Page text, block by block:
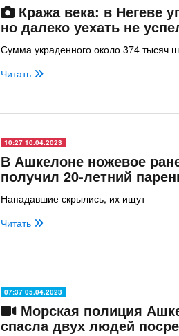
Кража века: в Негеве
но далеко уехать не
Сумма украденного около 374 тысяч
Читать
10:27 10.04.2023
В Ашкелоне ножевое
получил 20-летний
Нападавшие скрылись, их ищут
Читать
07:37 05.04.2023
Морская полиция
спасла двух людей